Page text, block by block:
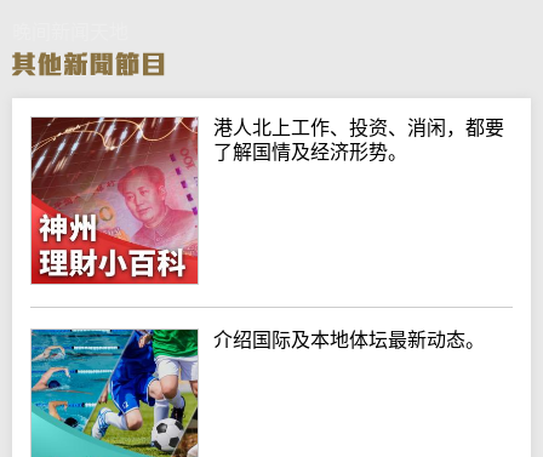
港人北上工作、投资、消闲，都要
了解国情及经济形势。
介绍国际及本地体坛最新动态。